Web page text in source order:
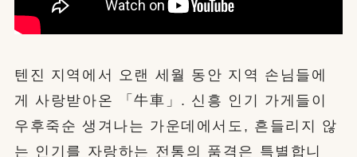
텐진 지역에서 오랜 세월 동안 지역 손님들에
게 사랑받아온 「牛車」. 신흥 인기 가게들이
우후죽순 생겨나는 가운데에서도, 흔들리지 않
는 인기를 자랑하는 전통의 품격은 특별합니